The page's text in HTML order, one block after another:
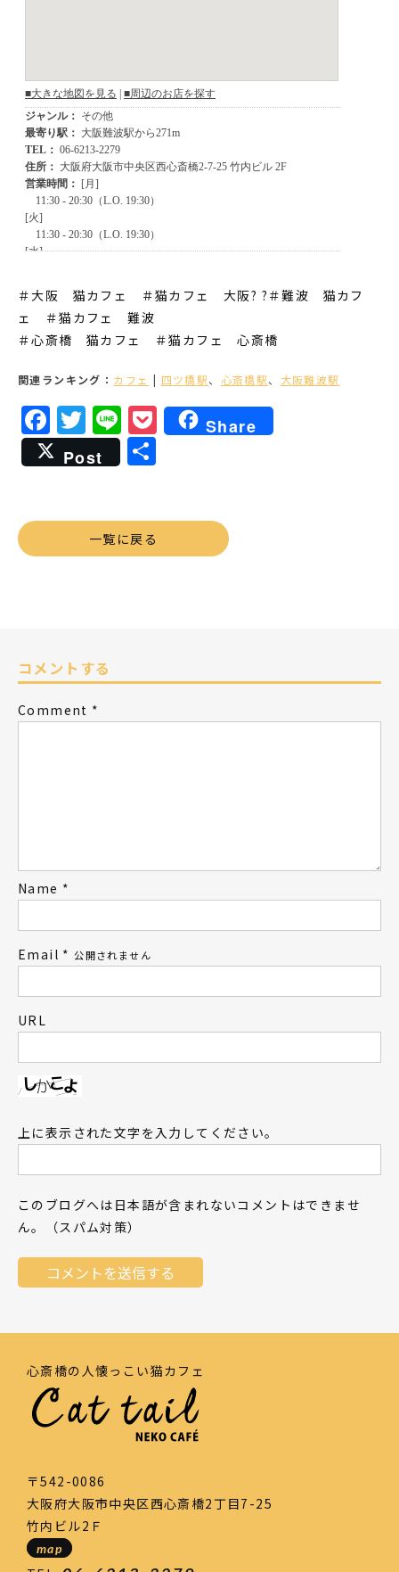
＃大阪 猫カフェ ＃猫カフェ 大阪? ?＃難波 猫カフ
ェ ＃猫カフェ 難波
＃心斎橋 猫カフェ ＃猫カフェ 心斎橋
関連ランキング： カフェ | 四ツ橋駅、 心斎橋駅、 大阪難波駅
Facebook
Twitter
LinePocket
Share
Post
共
一覧に戻る
コメントする
Comment *
Name *
Email * 公開されません
URL
上に表示された文字を入力してください。
このブログへは日本語が含まれないコメントはできませ
ん。（スパム対策）
心斎橋の人懐っこい猫カフェ
〒542-0086
大阪府大阪市中央区西心斎橋2丁目7-25
竹内ビル2Ｆ
map